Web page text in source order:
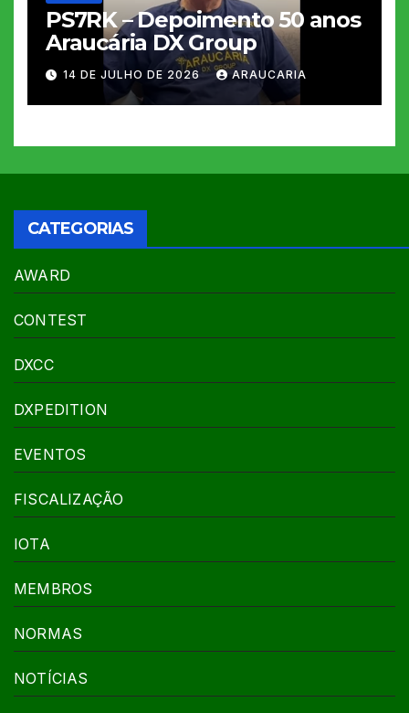
PS7RK – Depoimento 50 anos
Araucária DX Group
14 DE JULHO DE 2026 ARAUCARIA
CATEGORIAS
AWARD
CONTEST
DXCC
DXPEDITION
EVENTOS
FISCALIZAÇÃO
IOTA
MEMBROS
NORMAS
NOTÍCIAS